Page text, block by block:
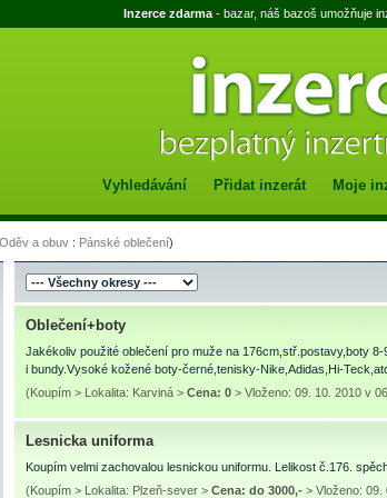
Inzerce zdarma - bazar, náš bazoš umožňuje
Vyhledávání Přidat inzerát Moje
Oděv a obuv : Pánské oblečení)
Oblečení+boty
Jakékoliv použité oblečení pro muže na 176cm,stř.postavy,boty
i bundy.Vysoké kožené boty-černé,tenisky-Nike,Adidas,Hi-
(Koupím > Lokalita: Karviná > Cena: 0 > Vloženo: 09. 10. 2010 v
Lesnicka uniforma
Koupím velmi zachovalou lesnickou uniformu. Lelikost č.176.
(Koupím > Lokalita: Plzeň-sever > Cena: do 3000,- > Vloženo: 09.